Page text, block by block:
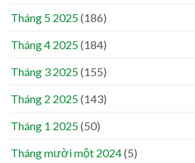
Tháng 5 2025(186)
Tháng 4 2025(184)
Tháng 3 2025(155)
Tháng 2 2025(143)
Tháng 1 2025(50)
Tháng mười một 2024(5)